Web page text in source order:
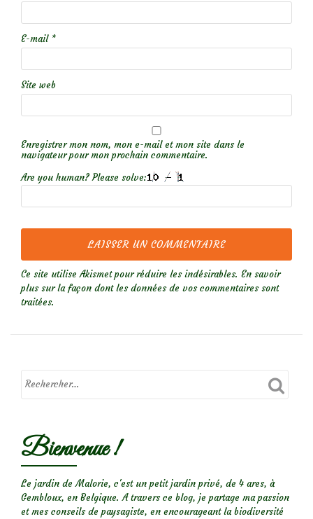
E-mail *
Site web
Enregistrer mon nom, mon e-mail et mon site dans le
navigateur pour mon prochain commentaire.
Are you human? Please solve:
Ce site utilise Akismet pour réduire les indésirables. En savoir
plus sur la façon dont les données de vos commentaires sont
traitées.
Bienvenue !
Le jardin de Malorie, c'est un petit jardin privé, de 4 ares, à
Gembloux, en Belgique. A travers ce blog, je partage ma passion
et mes conseils de paysagiste, en encourageant la biodiversité